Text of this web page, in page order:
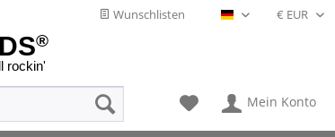
Wunschlisten Deutsch - DE
®
rockin'
Mein Konto